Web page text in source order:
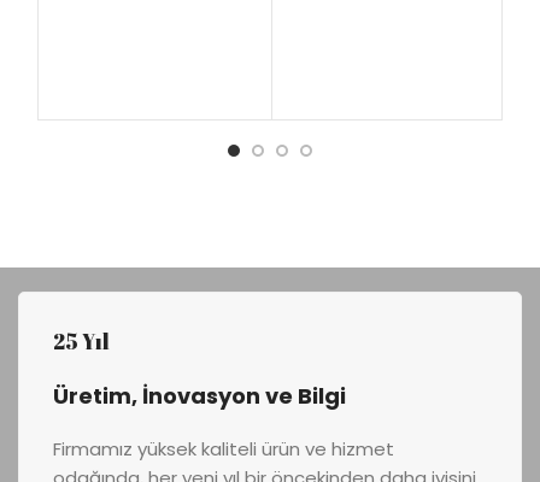
25 Yıl
Üretim, İnovasyon ve Bilgi
Firmamız yüksek kaliteli ürün ve hizmet